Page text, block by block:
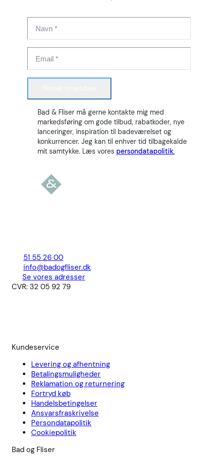
Bad & Fliser må gerne kontakte mig med
markedsføring om gode tilbud, rabatkoder, nye
lanceringer, inspiration til badeværelset og
konkurrencer. Jeg kan til enhver tid tilbagekalde
mit samtykke. Læs vores persondatapolitik.
51 55 26 00
info@badogfliser.dk
Se vores adresser
CVR: 32 05 92 79
Kundeservice
Levering og afhentning
Betalingsmuligheder
Reklamation og returnering
Fortryd køb
Handelsbetingelser
Ansvarsfraskrivelse
Persondatapolitik
Cookiepolitik
Bad og Fliser